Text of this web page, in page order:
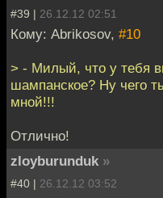
#39 | 26.12.12 02:51
Кому: Abrikosov, #10
> - Милый, что у тебя
шампанское? Ну чего
мной!!!
Отлично!
zloyburunduk »
#40 | 26.12.12 03:52